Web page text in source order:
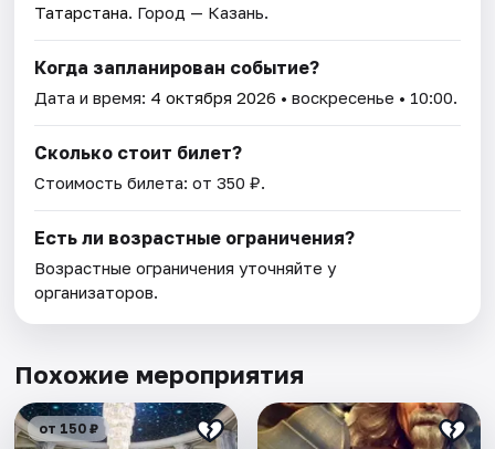
Татарстана. Город — Казань.
Когда запланирован событие?
Дата и время: 4 октября 2026 • воскресенье • 10:00.
Сколько стоит билет?
Стоимость билета: от 350 ₽.
Есть ли возрастные ограничения?
Возрастные ограничения уточняйте у
организаторов.
Похожие мероприятия
от 150 ₽